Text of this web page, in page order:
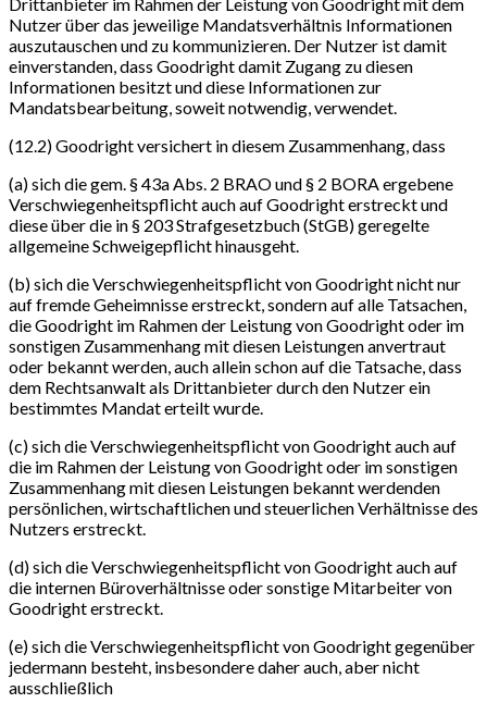
Nutzer über das jeweilige Mandatsverhältnis Informationen
auszutauschen und zu kommunizieren. Der Nutzer ist damit
einverstanden, dass Goodright damit Zugang zu diesen
Informationen besitzt und diese Informationen zur
Mandatsbearbeitung, soweit notwendig, verwendet.
(12.2) Goodright versichert in diesem Zusammenhang, dass
(a) sich die gem. § 43a Abs. 2 BRAO und § 2 BORA ergebene
Verschwiegenheitspflicht auch auf Goodright erstreckt und
diese über die in § 203 Strafgesetzbuch (StGB) geregelte
allgemeine Schweigepflicht hinausgeht.
(b) sich die Verschwiegenheitspflicht von Goodright nicht nur
auf fremde Geheimnisse erstreckt, sondern auf alle Tatsachen,
die Goodright im Rahmen der Leistung von Goodright oder im
sonstigen Zusammenhang mit diesen Leistungen anvertraut
oder bekannt werden, auch allein schon auf die Tatsache, dass
dem Rechtsanwalt als Drittanbieter durch den Nutzer ein
bestimmtes Mandat erteilt wurde.
(c) sich die Verschwiegenheitspflicht von Goodright auch auf
die im Rahmen der Leistung von Goodright oder im sonstigen
Zusammenhang mit diesen Leistungen bekannt werdenden
persönlichen, wirtschaftlichen und steuerlichen Verhältnisse des
Nutzers erstreckt.
(d) sich die Verschwiegenheitspflicht von Goodright auch auf
die internen Büroverhältnisse oder sonstige Mitarbeiter von
Goodright erstreckt.
(e) sich die Verschwiegenheitspflicht von Goodright gegenüber
jedermann besteht, insbesondere daher auch, aber nicht
ausschließlich